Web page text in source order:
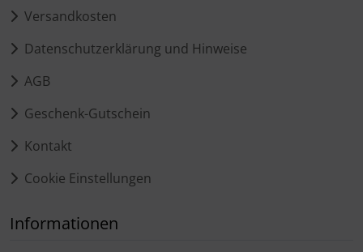
Versandkosten
Datenschutzerklärung und Hinweise
AGB
Geschenk-Gutschein
Kontakt
Cookie Einstellungen
Informationen